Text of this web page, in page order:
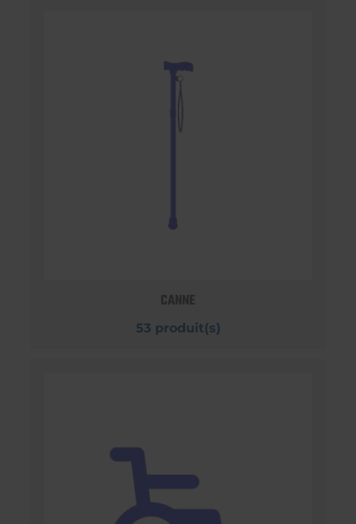
CANNE
53 produit(s)